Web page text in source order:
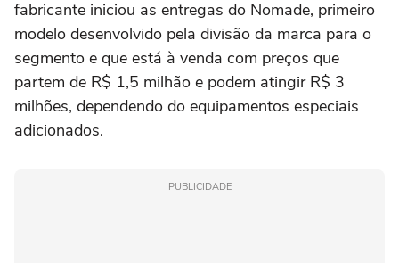
fabricante iniciou as entregas do Nomade, primeiro
modelo desenvolvido pela divisão da marca para o
segmento e que está à venda com preços que
partem de R$ 1,5 milhão e podem atingir R$ 3
milhões, dependendo do equipamentos especiais
adicionados.
PUBLICIDADE